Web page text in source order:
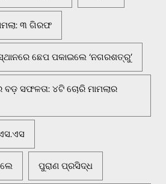
୩ ଗିରଫ
ସ୍ଥାନରେ ଛେପ ପକାଇଲେ ‘ନଗରଶତ୍ରୁ’
ସଫଳତା: ୪ଟି ଚୋରି ମାମଲାର
ପୁରାଣ ପ୍ରସିଦ୍ଧ